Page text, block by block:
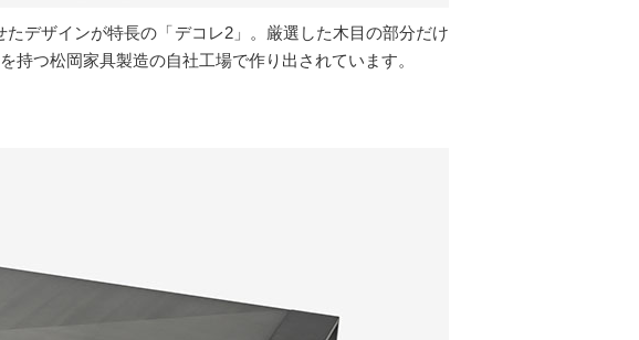
デザインが特長の「デコレ2」。厳選した木目の部分だけ
つ松岡家具製造の自社工場で作り出されています。